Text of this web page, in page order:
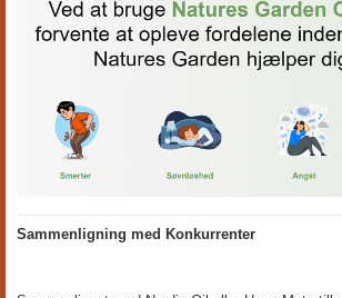
Sammenligning med Konkurrenter